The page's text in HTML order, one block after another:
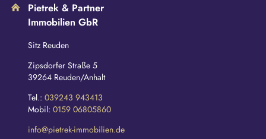
Pietrek & Partner
Immobilien GbR
Sitz Reuden
Zipsdorfer Straße 5
39264 Reuden/Anhalt
Tel.: 039243 943413
Mobil: 0159 06805860
info@pietrek-immobilien.de